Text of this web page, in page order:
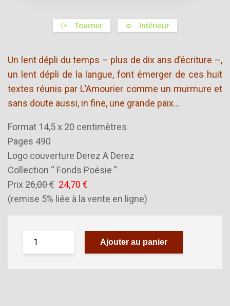
Tourner Intérieur
Un lent dépli du temps – plus de dix ans d’écriture –,
un lent dépli de la langue, font émerger de ces huit
textes réunis par L’Amourier comme un murmure et
sans doute aussi, in fine, une grande paix…
Format 14,5 x 20 centimètres
Pages 490
Logo couverture Derez A Derez
Collection “ Fonds Poésie ”
Prix 26,00 € 24,70 €
(remise 5% liée à la vente en ligne)
Ajouter au panier